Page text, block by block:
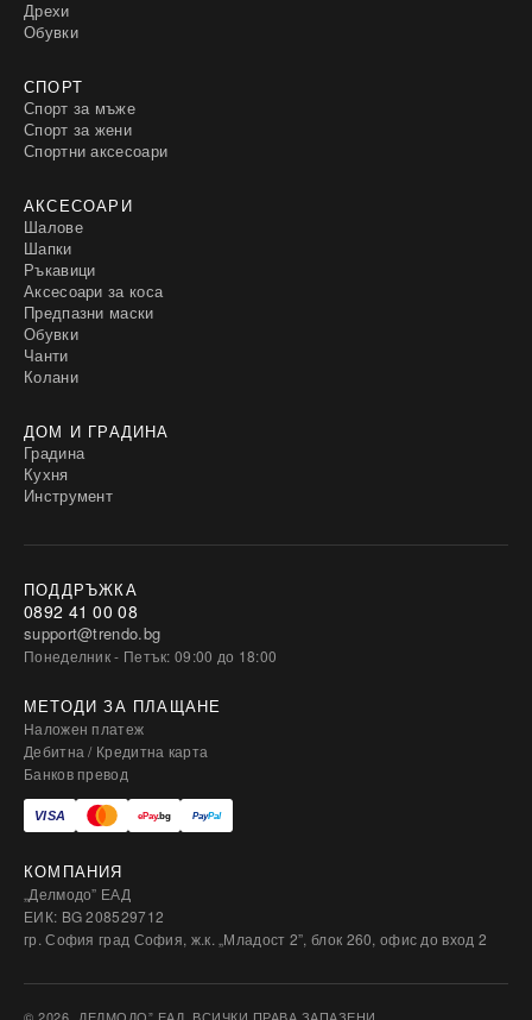
Дрехи
Обувки
СПОРТ
Спорт за мъже
Спорт за жени
Спортни аксесоари
АКСЕСОАРИ
Шалове
Шапки
Ръкавици
Аксесоари за коса
Предпазни маски
Обувки
Чанти
Колани
ДОМ И ГРАДИНА
Градина
Кухня
Инструмент
ПОДДРЪЖКА
0892 41 00 08
support@trendo.bg
Понеделник - Петък: 09:00 до 18:00
МЕТОДИ ЗА ПЛАЩАНЕ
Наложен платеж
Дебитна / Кредитна карта
Банков превод
КОМПАНИЯ
„Делмодо” ЕАД
ЕИК: BG 208529712
гр. София град София, ж.к. „Младост 2”, блок 260, офис до вход 2